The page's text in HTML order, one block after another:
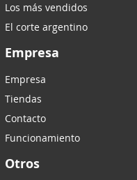
Los más vendidos
El corte argentino
Empresa
Empresa
Tiendas
Contacto
Funcionamiento
Otros